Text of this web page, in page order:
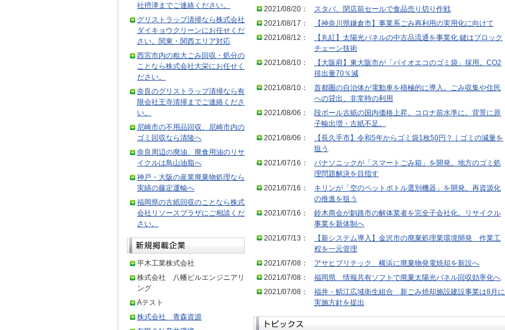
社摂津までご連絡ください。
グリストラップ清掃なら株式会社
ダイキョウクリーンにお任せくだ
さい。関東・関西エリア対応
西宮市内の粗大ごみ回収・処分の
ことなら株式会社大栄にお任せく
ださい。
奈良のグリストラップ清掃なら有
限会社王寺清掃までご連絡くださ
い。
尼崎市の不用品回収、尼崎市内の
ゴミ回収なら清陵へ
奈良周辺の廃油、廃食用油のリサ
イクルは鳥山油脂へ
神戸・大阪の産業廃棄物処理なら
実績の藤定運輸へ
福岡県の古紙回収のことなら株式
会社リソースプラザにご相談くだ
さい。
平木工業株式会社
株式会社 八幡ビルエンジニアリ
ング
Aテスト
株式会社 青森資源
2021/08/20：
スタバ、閉店前セールで食品売り切り作戦
2021/08/17：
【神奈川県鎌倉市】事業系ごみ再利用の実用化に向けて
2021/08/12：
【丸紅】太陽光パネルの中古品流通を事業化 鍵はブロック
チェーン技術
2021/08/10：
【大阪府】東大阪市が「バイオエコのゴミ袋」採用。CO2
排出量70％減
2021/08/10：
首都圏の自治体が電動車を積極的に導入。ごみ収集や住民
への貸出、非常時の利用
2021/08/06：
段ボール古紙の国内価格上昇。コロナ前水準に。背景に原
子輸出増・古紙不足。
2021/08/06：
【長久手市】令和5年からゴミ袋1枚50円？｜ゴミの減量を
狙う
2021/07/16：
パナソニックが「スマートごみ箱」を開発。地方のゴミ処
理問題解決を目指す
2021/07/16：
キリンが「空のペットボトル選別機器」を開発。再資源化
の推進を狙う
2021/07/16：
鈴木商会が釧路市の解体業者を完全子会社化。リサイクル
事業を新体制へ
2021/07/13：
【新システム導入】金沢市の廃棄処理業環境開発 作業工
程を一元管理
2021/07/08：
アサヒプリテック 横浜に廃棄物発電焼却を新設へ
2021/07/08：
福岡県 情報共有ソフトで廃棄太陽光パネル回収効率化へ
2021/07/08：
福井・鯖江広域衛生組合 新ごみ焼却施設建設事業は8月に
実施方針を提出